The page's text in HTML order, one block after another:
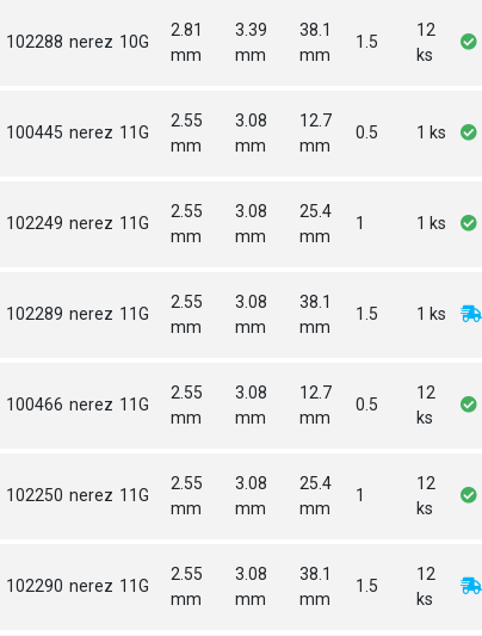
102288 nerez 10G
2.81
mm
3.39
mm
38.1
mm
1.5
12
ks
100445 nerez 11G
2.55
mm
3.08
mm
12.7
mm
0.5 1 ks
102249 nerez 11G
2.55
mm
3.08
mm
25.4
mm
1 1 ks
102289 nerez 11G
2.55
mm
3.08
mm
38.1
mm
1.5 1 ks
100466 nerez 11G
2.55
mm
3.08
mm
12.7
mm
0.5
12
ks
102250 nerez 11G
2.55
mm
3.08
mm
25.4
mm
1
12
ks
102290 nerez 11G
2.55
mm
3.08
mm
38.1
mm
1.5
12
ks